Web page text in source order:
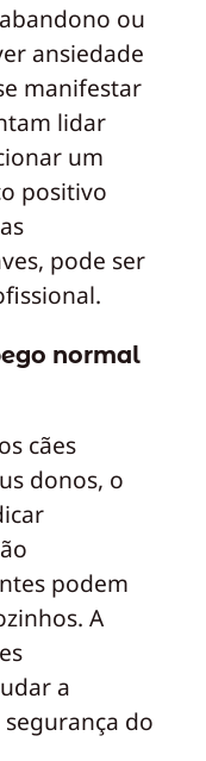
ou
ansiedade
manifestar
lidar
um
positivo
pode ser
normal
cães
donos, o
podem
A
a
do